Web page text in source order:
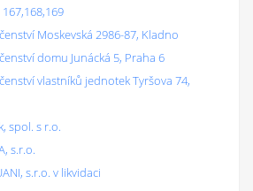
Moskevská 2986-87, Kladno
domu Junácká 5, Praha 6
vlastníků jednotek Tyršova 74,
spol. s r.o.
s.r.o.
s.r.o. v likvidaci